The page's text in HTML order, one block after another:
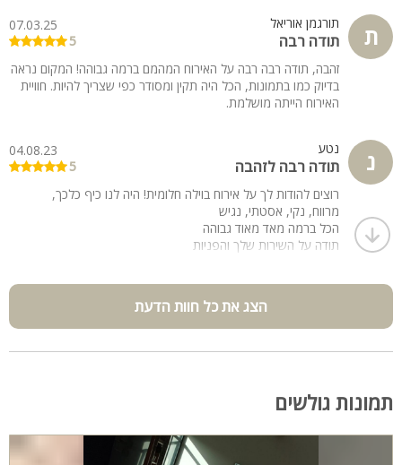
ת תורגמן אוריאל
תודה רבה
07.03.25
5
זהבה, תודה רבה רבה על האירוח המהמם ברמה גבוהה! המקום נראה
בדיוק כמו בתמונות, הכל היה תקין ומסודר כפי שצריך להיות. חוויית
האירוח הייתה מושלמת.
נ נטע
תודה רבה לזהבה
04.08.23
5
רוצים להודות לך על אירוח בוילה חלומית! היה לנו כיף כלכך,
מרווח, נקי, אסטתי, נגיש
הכל ברמה מאד מאוד גבוהה
תודה על השירות שלך והפניות
הצג את כל חוות הדעת
תמונות גולשים